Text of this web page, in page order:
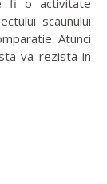
fi o activitate
scaunului
Atunci
va rezista in